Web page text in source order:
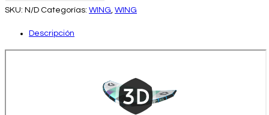
SKU: N/D Categorías: WING WING
Descripción